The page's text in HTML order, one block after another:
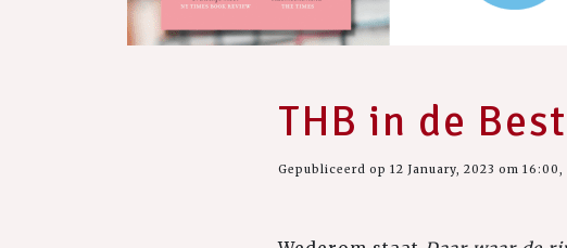
THB in de
Gepubliceerd op 12 January, 2023 om